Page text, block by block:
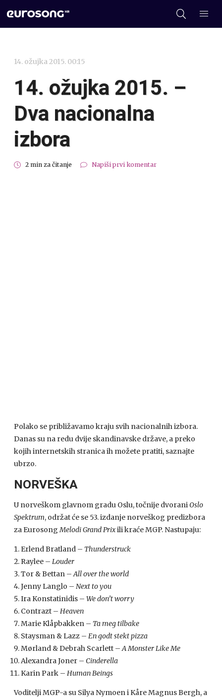
14. ožujka 2015. 00:15
14. ožujka 2015. –
Dva nacionalna
izbora
2 min za čitanje Napiši prvi komentar
Polako se približavamo kraju svih nacionalnih izbora.
Danas su na redu dvije skandinavske države, a preko
kojih internetskih stranica ih možete pratiti, saznajte
ubrzo.
NORVEŠKA
U norveškom glavnom gradu Oslu, točnije dvoraniOslo
Spektrum, održat će se 53. izdanje norveškog predizbora
za EurosongMelodi Grand Prixili kraće MGP. Nastupaju:
Erlend Bratland – Thunderstruck
Raylee – Louder
Tor & Bettan –All over the world
Jenny Langlo – Next to you
Ira Konstatinidis – We don’t worry
Contrazt – Heaven
Marie Klåpbakken – Ta meg tilbake
Staysman & Lazz – En godt stekt pizza
Mørland & Debrah Scarlett –A Monster Like Me
Alexandra Joner – Cinderella
Karin Park – Human Beings
Voditelji MGP-a su Silya Nymoen i Kåre Magnus Bergh, a